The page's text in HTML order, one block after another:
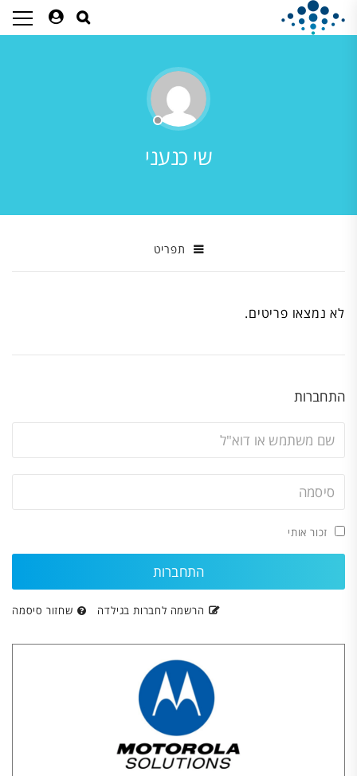
שי כנעני
תפריט
לא נמצאו פריטים.
התחברות
זכור אותי
הרשמה לחברות בגילדה שחזור סיסמה